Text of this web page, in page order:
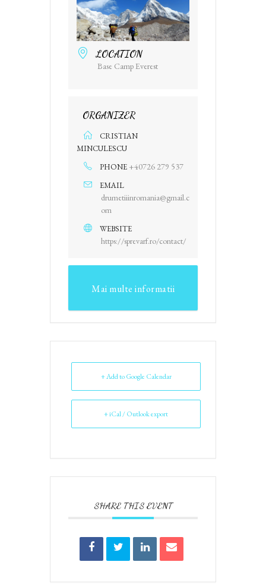
LOCATION
Base Camp Everest
ORGANIZER
CRISTIAN
MINCULESCU
PHONE +40726 279 537
EMAIL
drumetiiinromania@gmail.c
om
WEBSITE
https://sprevarf.ro/contact/
Mai multe informatii
+ Add to Google Calendar
+ iCal / Outlook export
SHARE THIS EVENT